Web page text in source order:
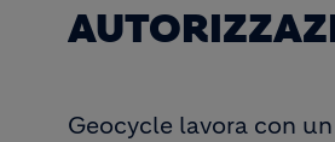
Geocycle lavora con